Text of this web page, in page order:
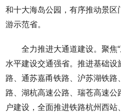
和十大海岛公园，有序推动景区
游示范省。
全力推进大通道建设。聚焦
水平建设交通强省。推进基础
路、通苏嘉甬铁路、沪苏湖铁
路、湖杭高速公路、瑞苍高速公
户建设，全面推进铁路杭州西